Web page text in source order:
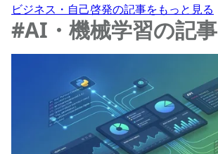
ビジネス・自己啓発の記事をもっと見る
#AI・機械学習の記事